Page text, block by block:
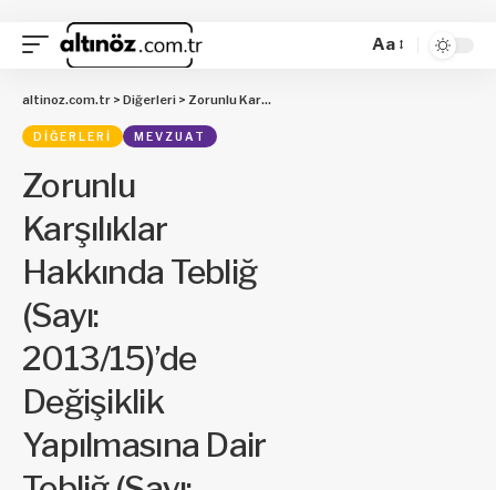
Aa
altinoz.com.tr > Diğerleri > Zorunlu Karşılıklar Hakkında Tebliğ (Sayı: 2013/15)’de Değişiklik Yapılmasına Dair Tebliğ (Sayı: 2021/2)
DIĞERLERI MEVZUAT
Zorunlu
Karşılıklar
Hakkında Tebliğ
(Sayı:
2013/15)’de
Değişiklik
Yapılmasına Dair